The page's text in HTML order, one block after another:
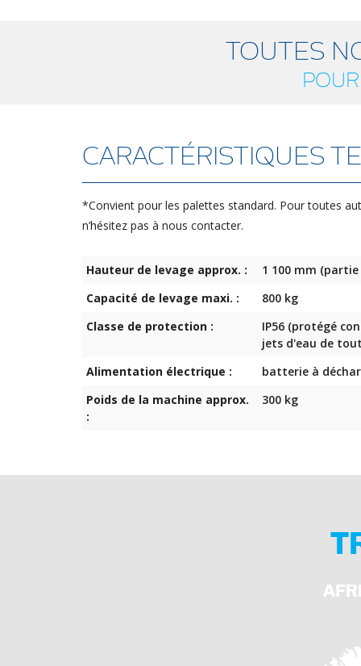
TOUTES
CARACTÉRISTIQUES
*Convient pour les palettes standard. Pour toutes
n’hésitez pas à nous contacter.
Hauteur de levage approx. :
1 100 mm
Capacité de levage maxi. :
800 kg
Classe de protection :
IP56 (protégé
jets d'eau de
Alimentation électrique :
batterie à
Poids de la machine approx.
:
300 kg